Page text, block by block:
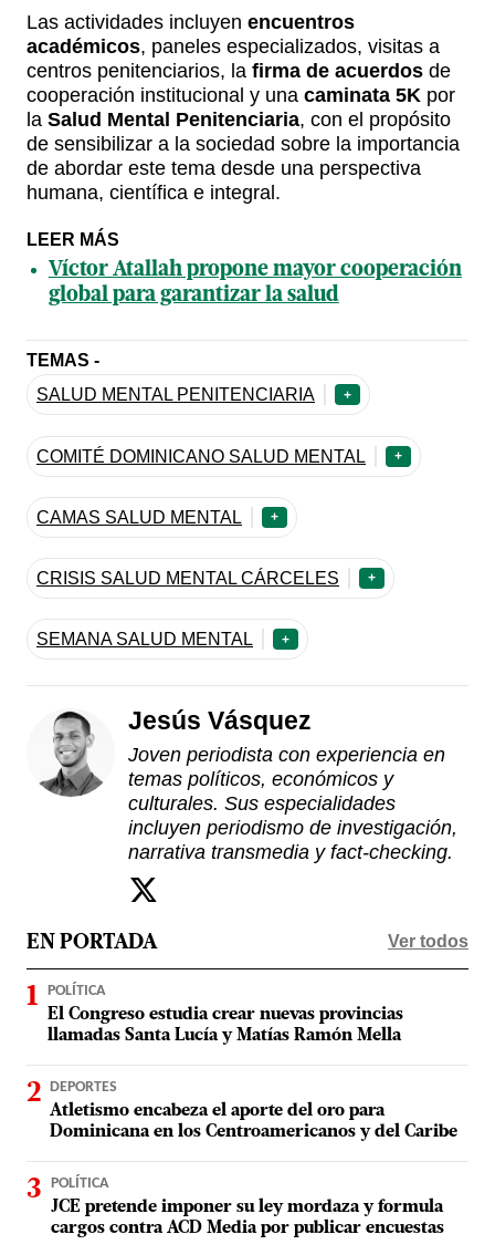
Las actividades incluyen encuentros
académicos, paneles especializados, visitas a
centros penitenciarios, la firma de acuerdos de
cooperación institucional y una caminata 5K por
la Salud Mental Penitenciaria, con el propósito
de sensibilizar a la sociedad sobre la importancia
de abordar este tema desde una perspectiva
humana, científica e integral.
LEER MÁS
Víctor Atallah propone mayor cooperación
global para garantizar la salud
TEMAS -
SALUD MENTAL PENITENCIARIA
+
COMITÉ DOMINICANO SALUD MENTAL +
CAMAS SALUD MENTAL +
CRISIS SALUD MENTAL CÁRCELES +
SEMANA SALUD MENTAL +
Jesús Vásquez
Joven periodista con experiencia en
temas políticos, económicos y
culturales. Sus especialidades
incluyen periodismo de investigación,
narrativa transmedia y fact-checking.
EN PORTADA Ver todos
POLÍTICA
El Congreso estudia crear nuevas provincias
llamadas Santa Lucía y Matías Ramón Mella
DEPORTES
Atletismo encabeza el aporte del oro para
Dominicana en los Centroamericanos y del Caribe
POLÍTICA
JCE pretende imponer su ley mordaza y formula
cargos contra ACD Media por publicar encuestas